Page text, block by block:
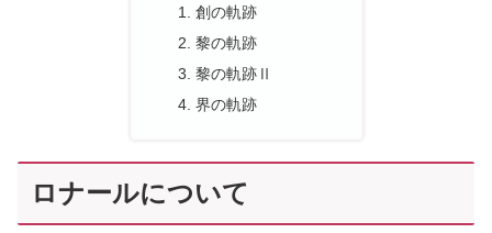
創の軌跡
黎の軌跡
黎の軌跡Ⅱ
界の軌跡
ロナールについて